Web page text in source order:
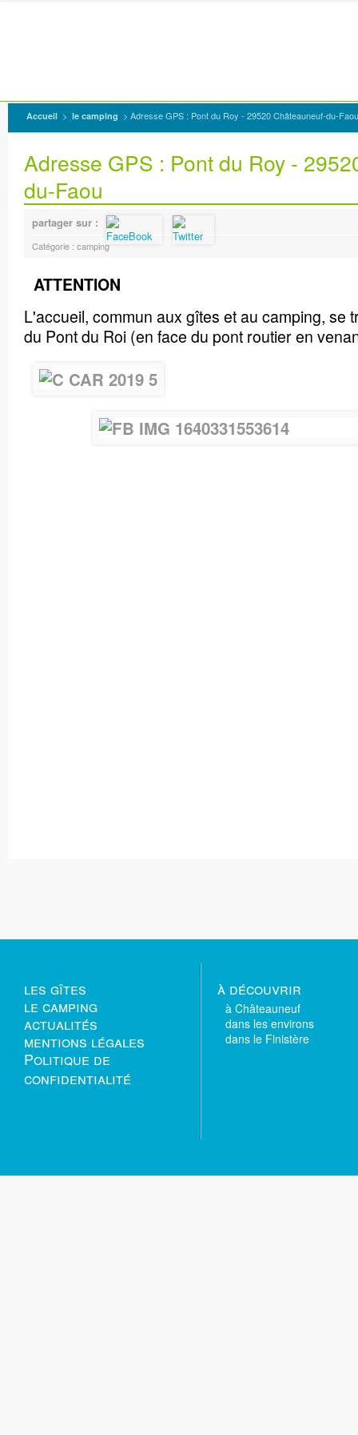
Accueil > le camping > Adresse GPS : Pont du Roy - 29520 Châteauneuf-du-Faou
Adresse GPS : Pont du Roy -
du-Faou
partager sur :
Catégorie : camping
ATTENTION
L'accueil, commun aux gîtes et au camping, se
du Pont du Roi (en face du pont routier en
les gîtes
le camping
actualités
mentions légales
Politique de
confidentialité
à découvrir
à Châteauneuf
dans les environs
dans le Finistère